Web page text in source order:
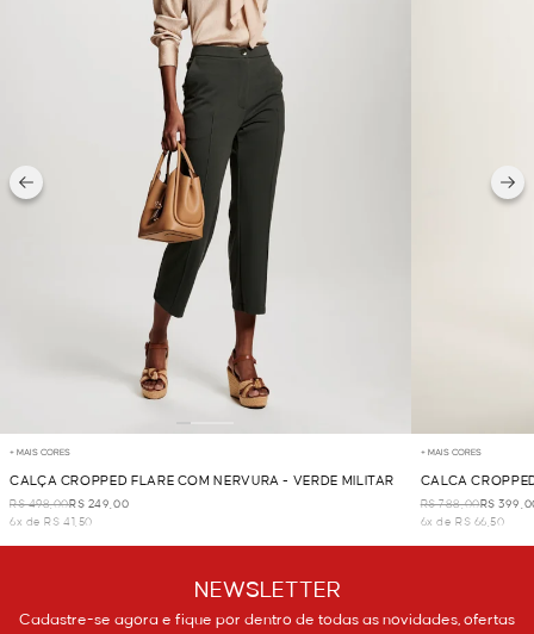
+ MAIS CORES
CALÇA CROPPED FLARE COM NERVURA - VERDE MILITAR
R$ 498,00R$ 249,00
6x de R$ 41,50
+ MAIS CORES
CALCA
R$ 788,00R$
6x de R$ 66,50
NEWSLETTER
Cadastre-se agora e fique por dentro de todas as novidades, ofertas